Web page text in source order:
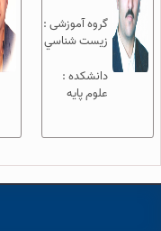
گروه آموزشی :
زيست شناسي
دانشکده :
علوم پایه